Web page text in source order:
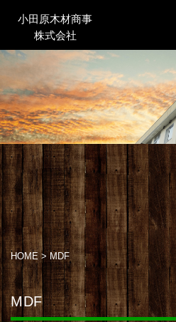
小田原木材商事
株式会社
HOME> MDF
MDF